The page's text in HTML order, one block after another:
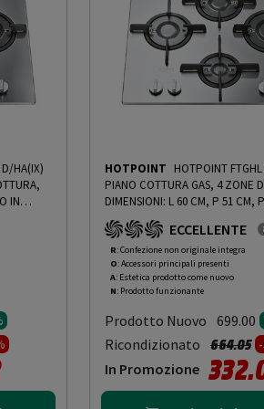
HA(IX)
IN
da
HOTPOINT HOTPOINT
PIANO COTTURA GAS, 4 ZONE
DIMENSIONI: L 60 CM, P 51 CM,
ACCIAIO INOSSIDABILE, INOX - PRMG GRADING
ROAN - 5%- PRMG GRADING
ECCELLENTE
R: Confezione non originale integra
O: Accessori principali presenti
A: Estetica prodotto come nuovo
N: Prodotto funzionante
Prodotto Nuovo 699.00
Ricondizionato Prezzo
664.05a
In Promozione